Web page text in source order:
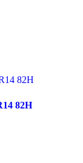
82H